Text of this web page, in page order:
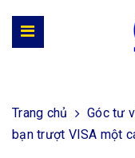
Trang chủ Góc tư
bạn trượt VISA một